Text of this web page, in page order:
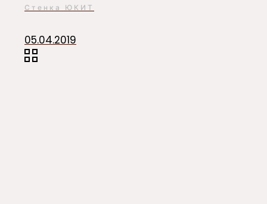
Стенка ЮКИТ
05.04.2019